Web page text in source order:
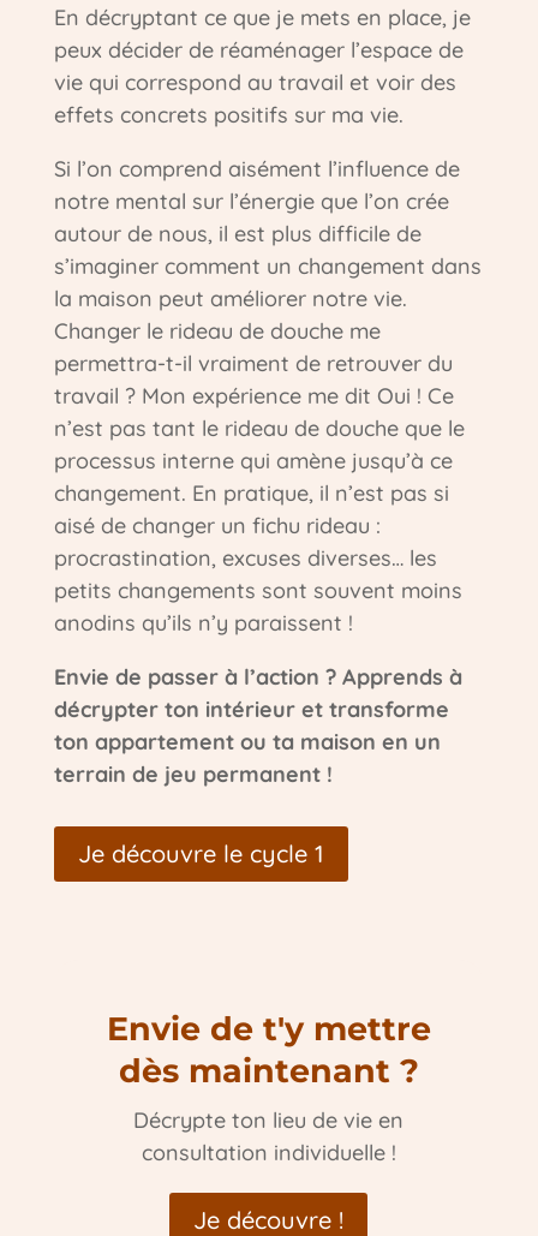
En décryptant ce que je mets en place, je
peux décider de réaménager l’espace de
vie qui correspond au travail et voir des
effets concrets positifs sur ma vie.
Si l’on comprend aisément l’influence de
notre mental sur l’énergie que l’on crée
autour de nous, il est plus difficile de
s’imaginer comment un changement dans
la maison peut améliorer notre vie.
Changer le rideau de douche me
permettra-t-il vraiment de retrouver du
travail ? Mon expérience me dit Oui ! Ce
n’est pas tant le rideau de douche que le
processus interne qui amène jusqu’à ce
changement. En pratique, il n’est pas si
aisé de changer un fichu rideau :
procrastination, excuses diverses… les
petits changements sont souvent moins
anodins qu’ils n’y paraissent !
Envie de passer à l’action ? Apprends à
décrypter ton intérieur et transforme
ton appartement ou ta maison en un
terrain de jeu permanent !
Je découvre le cycle 1
Envie de t'y mettre
dès maintenant ?
Décrypte ton lieu de vie en
consultation individuelle !
Je découvre !